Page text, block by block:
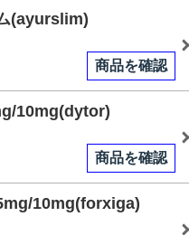
(ayurslim)
商品を確認
10mg(dytor)
商品を確認
10mg(forxiga)